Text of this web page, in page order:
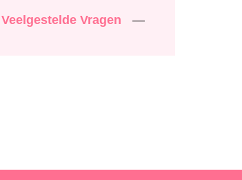
Veelgestelde Vragen
—